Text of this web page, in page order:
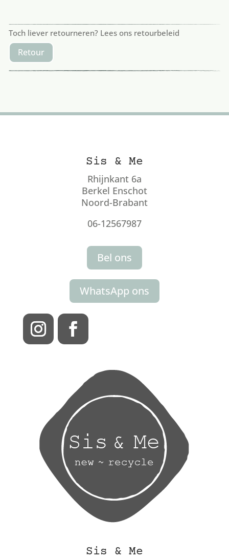
Toch liever retourneren? Lees ons retourbeleid
Retour
Sis & Me
Rhijnkant 6a
Berkel Enschot
Noord-Brabant
06-12567987
Bel ons
WhatsApp ons
Sis & Me